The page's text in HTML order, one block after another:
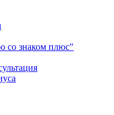
со знаком плюс"